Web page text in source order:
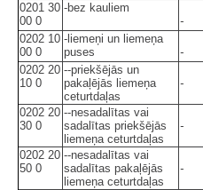
0201 30
00 0
-bez kauliem
-
0202 10
00 0
-liemeņi un liemeņa
puses
-
0202 20
10 0
--priekšējās un
pakaļējās liemeņa
ceturtdaļas
-
0202 20
30 0
--nesadalītas vai
sadalītas priekšējās
liemeņa ceturtdaļas
-
0202 20
50 0
--nesadalītas vai
sadalītas pakaļējās
liemeņa ceturtdaļas
-